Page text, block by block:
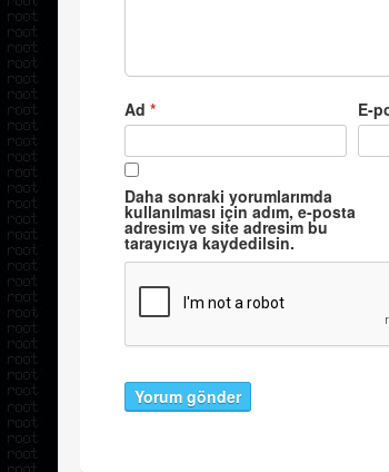
Ad * E-
Daha sonraki yorumlarımda
kullanılması için adım, e-posta
adresim ve site adresim bu
tarayıcıya kaydedilsin.